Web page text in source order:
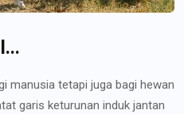
manusia tetapi juga bagi hewan
garis keturunan induk jantan